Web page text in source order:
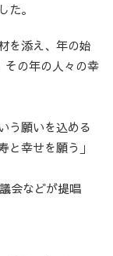
。
を添え、年の始
その年の人々の幸
う願いを込める
と幸せを願う」
会などが提唱